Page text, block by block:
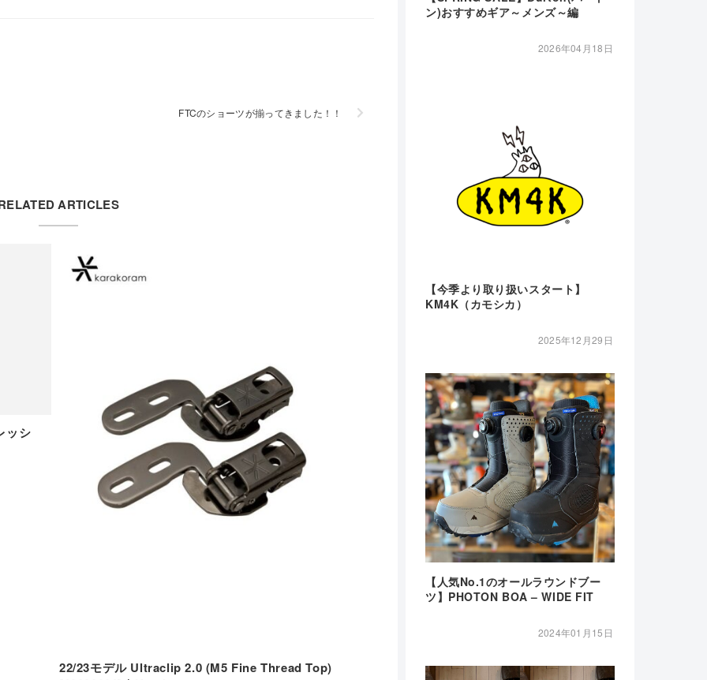
FTCのショーツが揃ってきました！！
ARTICLES
ッシ
22/23モデル Ultraclip 2.0 (M5 Fine Thread Top)
ン)おすすめギア～メンズ～編
2026年04月18日
【今季より取り扱いスタート】
KM4K（カモシカ）
2025年12月29日
【人気No.1のオールラウンドブー
ツ】PHOTON BOA – WIDE FIT
2024年01月15日